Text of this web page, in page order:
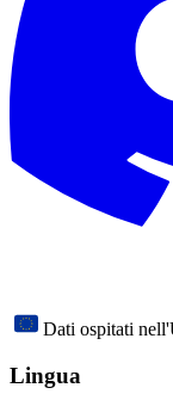
Dati ospitati
Lingua